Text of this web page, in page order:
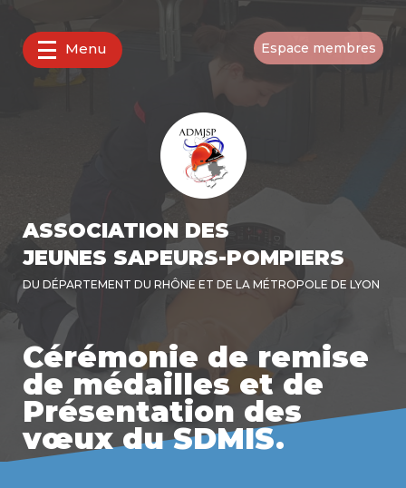
Menu Espace membres
ASSOCIATION DES
JEUNES SAPEURS-POMPIERS
DU DÉPARTEMENT DU RHÔNE ET DE LA MÉTROPOLE DE LYON
Cérémonie de remise
de médailles et de
Présentation des
vœux du SDMIS.